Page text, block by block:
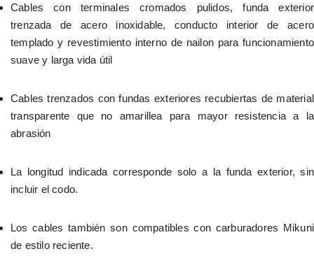
Cables con terminales cromados pulidos, funda exterior
trenzada de acero inoxidable, conducto interior de acero
templado y revestimiento interno de nailon para funcionamiento
suave y larga vida útil
Cables trenzados con fundas exteriores recubiertas de material
transparente que no amarillea para mayor resistencia a la
abrasión
La longitud indicada corresponde solo a la funda exterior, sin
incluir el codo.
Los cables también son compatibles con carburadores Mikuni
de estilo reciente.